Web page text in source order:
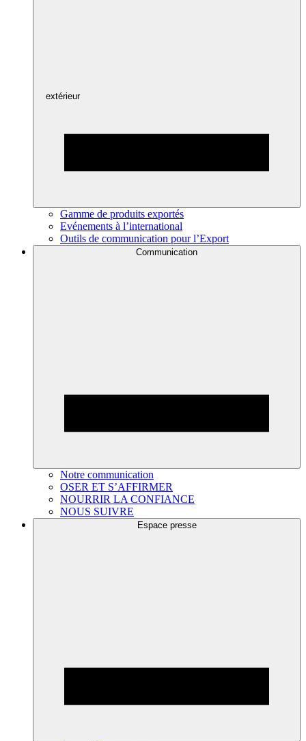
extérieur
Gamme de produits exportés
Evénements à l’international
Outils de communication pour l’Export
Communication
Notre communication
OSER ET S’AFFIRMER
NOURRIR LA CONFIANCE
NOUS SUIVRE
Espace presse